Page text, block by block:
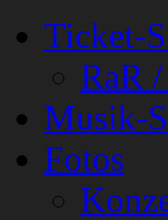
Ticket-
RaR
Musik-
Fotos